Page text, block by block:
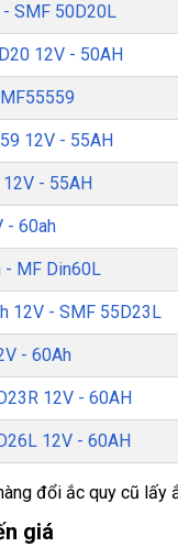
SMF 50D20L
12V - 50AH
12V - 55AH
12V - 55AH
- 60ah
- MF Din60L
12V - SMF 55D23L
- 60Ah
12V - 60AH
12V - 60AH
đổi ắc quy cũ lấy
giá